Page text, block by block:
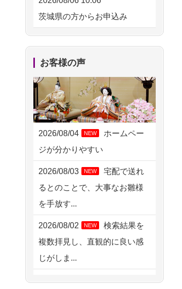
茨城県の方からお申込み
2026/08/06 09:17
2026/08/06 06:48
横浜市の方からお申込み
2026/08/05 15:07
東京都の方からお申込み
2026/08/05 11:33
神奈川の方からお申込み
2026/08/04 17:34
西亀有の方からお申込み
2026/08/04 15:40
千葉県の方からお申込み
東京都の方からお申込み
お客様の声
2026/08/04 NEW
ホームペー
ジが分かりやすい
2026/08/03 NEW
宅配で送れ
るとのことで、大事なお雛様
を手放す...
2026/08/02 NEW
検索結果を
複数拝見し、直観的に良い感
じがしま...